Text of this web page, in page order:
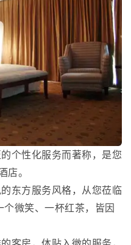
个性化服务而著称，是您
店。
东方服务风格，从您莅临
微笑、一杯红茶，皆因